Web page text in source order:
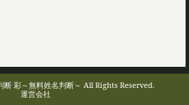
彩～無料姓名判断～ All Rights Reserved.
運営会社